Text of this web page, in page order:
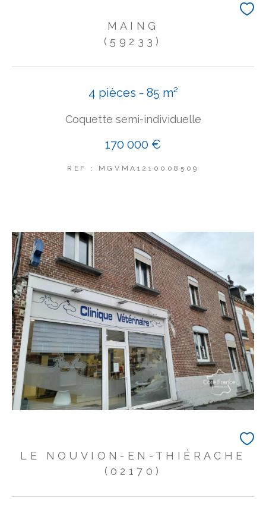
MAING
(59233)
4 pièces - 85 m²
Coquette semi-individuelle
170 000 €
REF : MGVMA1210008509
LE NOUVION-EN-THIÉRACHE
(02170)